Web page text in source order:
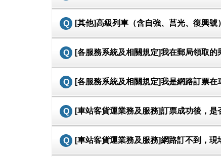
[其他]高級列車（含自強、莒光、復興號
[各服務系統及相關規定]我在郵局領取的
[各服務系統及相關規定]我是網路訂票
[車站客貨運業務及服務]訂票成功後，
[車站客貨運業務及服務]網路訂不到，現